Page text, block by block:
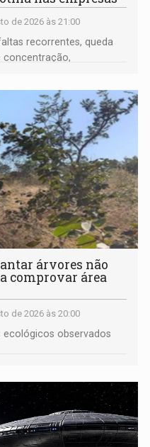
de 2026 às 21:00
recorrentes, queda
concentração,
árvores não
comprovar área
de 2026 às 20:00
ecológicos observados